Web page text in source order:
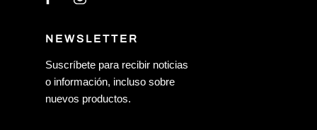
NEWSLETTER
Suscríbete para recibir noticias
o información, incluso sobre
nuevos productos.